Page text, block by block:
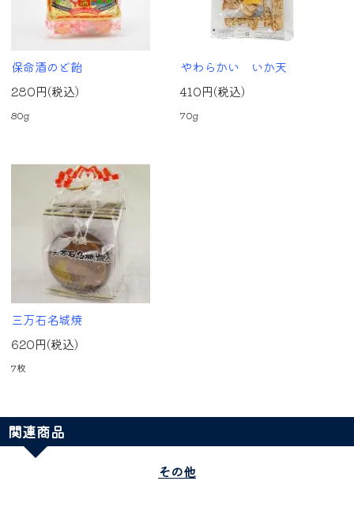
保命酒のど飴
280円(税込)
80g
やわらかい いか天
410円(税込)
70g
三万石名城焼
620円(税込)
7枚
関連商品
その他